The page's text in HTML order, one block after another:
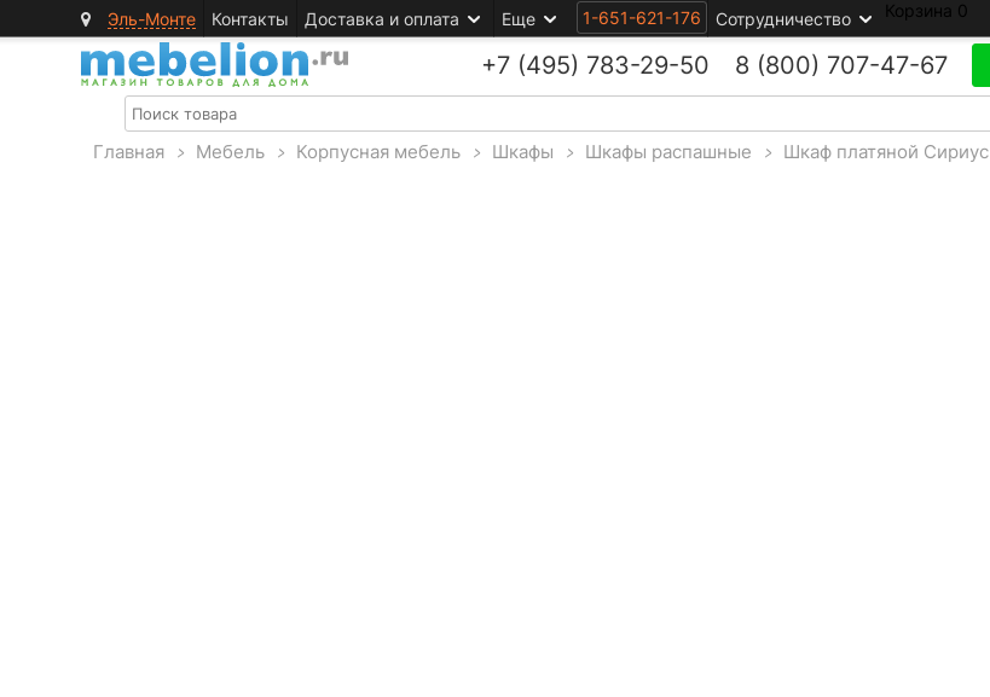
Эль-Монте Контакты Доставка и оплата Еще 1-651-621-176 Сотрудничество Корзина 0
+7 (495) 783-29-50 8 (800) 707-47-67
Главная > Мебель > Корпусная мебель > Шкафы > Шкафы распашные > Шкаф платяной Сириус